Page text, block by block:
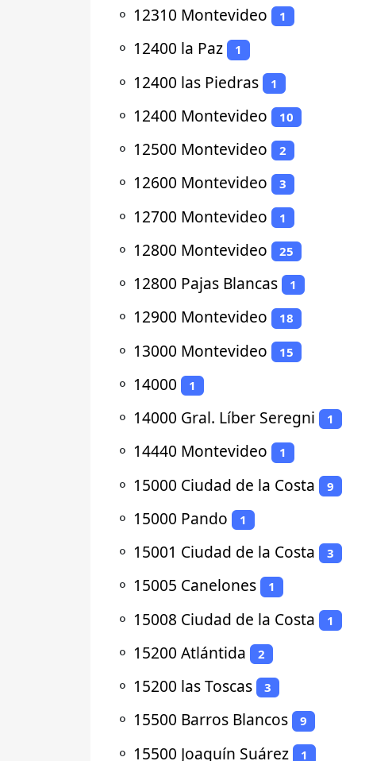
⚬ 12310 Montevideo 1
⚬ 12400 la Paz 1
⚬ 12400 las Piedras 1
⚬ 12400 Montevideo 10
⚬ 12500 Montevideo 2
⚬ 12600 Montevideo 3
⚬ 12700 Montevideo 1
⚬ 12800 Montevideo 25
⚬ 12800 Pajas Blancas 1
⚬ 12900 Montevideo 18
⚬ 13000 Montevideo 15
⚬ 14000 1
⚬ 14000 Gral. Líber Seregni 1
⚬ 14440 Montevideo 1
⚬ 15000 Ciudad de la Costa 9
⚬ 15000 Pando 1
⚬ 15001 Ciudad de la Costa 3
⚬ 15005 Canelones 1
⚬ 15008 Ciudad de la Costa 1
⚬ 15200 Atlántida 2
⚬ 15200 las Toscas 3
⚬ 15500 Barros Blancos 9
⚬ 15500 Joaquín Suárez 1